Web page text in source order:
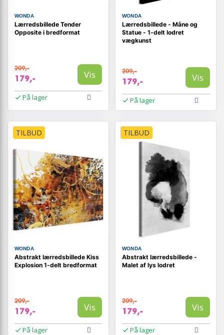
WONDA
Lærredsbillede Tender
Opposite i bredformat
209,-
179,- Vis
På lager
WONDA
Lærredsbillede - Måne og
Statue - 1-delt lodret
vægkunst
209,-
179,- Vis
På lager
TILBUD
WONDA
Abstrakt lærredsbillede Kiss
Explosion 1-delt bredformat
209,-
179,- Vis
På lager
TILBUD
WONDA
Abstrakt lærredsbillede -
Malet af lys lodret
209,-
179,- Vis
På lager